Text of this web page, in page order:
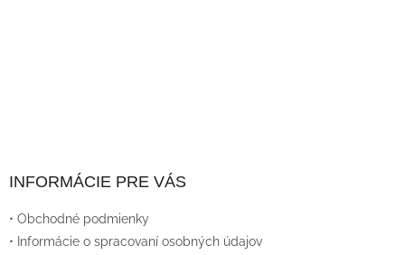
INFORMÁCIE PRE VÁS
• Obchodné podmienky
• Informácie o spracovaní osobných údajov